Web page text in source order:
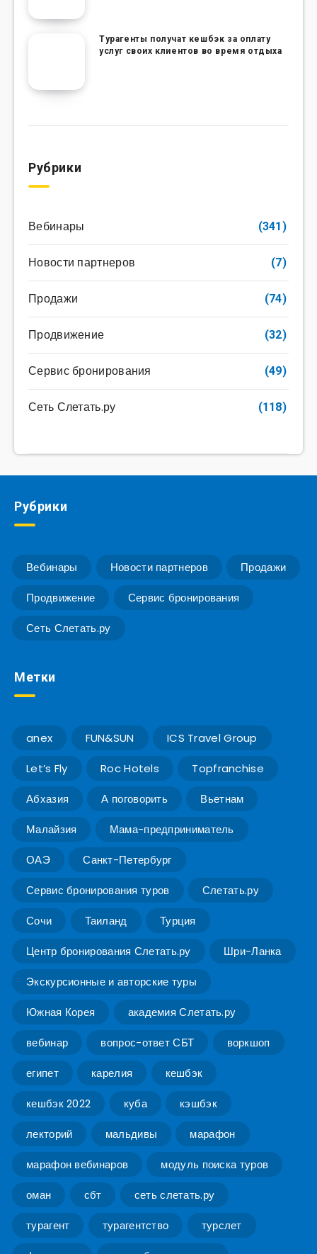
Турагенты получат кешбэк за оплату
услуг своих клиентов во время отдыха
Рубрики
Вебинары (341)
Новости партнеров (7)
Продажи (74)
Продвижение (32)
Сервис бронирования (49)
Сеть Слетать.ру (118)
Рубрики
Вебинары Новости партнеров Продажи
Продвижение Сервис бронирования
Сеть Слетать.ру
Метки
anex FUN&SUN ICS Travel Group
Let’s Fly Roc Hotels Topfranchise
Абхазия А поговорить Вьетнам
Малайзия Мама-предприниматель
ОАЭ Санкт-Петербург
Сервис бронирования туров Слетать.ру
Сочи Таиланд Турция
Центр бронирования Слетать.ру Шри-Ланка
Экскурсионные и авторские туры
Южная Корея академия Слетать.ру
вебинар вопрос-ответ СБТ воркшоп
египет карелия кешбэк
кешбэк 2022 куба кэшбэк
лекторий мальдивы марафон
марафон вебинаров модуль поиска туров
оман сбт сеть слетать.ру
турагент турагентство турслет